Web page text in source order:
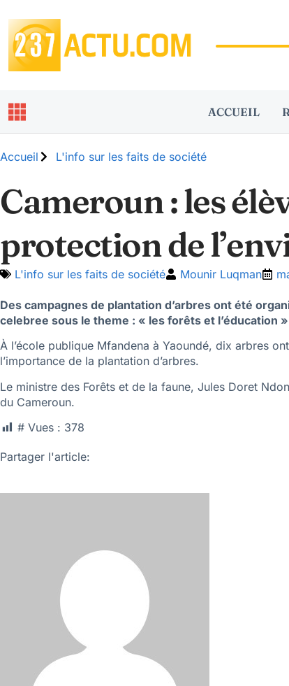
ACCUEIL
Accueil L'info sur les faits de société
Cameroun : les
protection de
L'info sur les faits de société Mounir Luqman
Des campagnes de plantation d’arbres ont été
celebree sous le theme : « les forêts et l’éducation
À l’école publique Mfandena à Yaoundé, dix arbres
l’importance de la plantation d’arbres.
Le ministre des Forêts et de la faune, Jules Doret
du Cameroun.
# Vues : 378
Partager l'article: